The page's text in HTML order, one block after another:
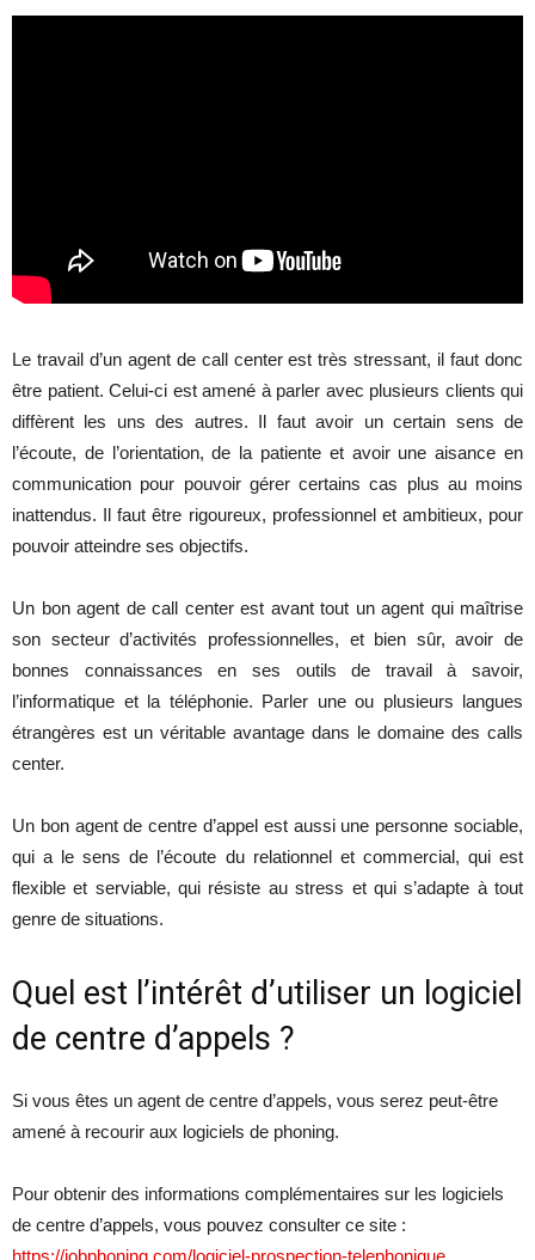
Le travail d’un agent de call center est très stressant, il faut donc
être patient. Celui-ci est amené à parler avec plusieurs clients qui
diffèrent les uns des autres. Il faut avoir un certain sens de
l’écoute, de l’orientation, de la patiente et avoir une aisance en
communication pour pouvoir gérer certains cas plus au moins
inattendus. Il faut être rigoureux, professionnel et ambitieux, pour
pouvoir atteindre ses objectifs.
Un bon agent de call center est avant tout un agent qui maîtrise
son secteur d’activités professionnelles, et bien sûr, avoir de
bonnes connaissances en ses outils de travail à savoir,
l’informatique et la téléphonie. Parler une ou plusieurs langues
étrangères est un véritable avantage dans le domaine des calls
center.
Un bon agent de centre d’appel est aussi une personne sociable,
qui a le sens de l’écoute du relationnel et commercial, qui est
flexible et serviable, qui résiste au stress et qui s’adapte à tout
genre de situations.
Quel est l’intérêt d’utiliser un logiciel
de centre d’appels ?
Si vous êtes un agent de centre d’appels, vous serez peut-être
amené à recourir aux logiciels de phoning.
Pour obtenir des informations complémentaires sur les logiciels
de centre d’appels, vous pouvez consulter ce site :
https://jobphoning.com/logiciel-prospection-telephonique